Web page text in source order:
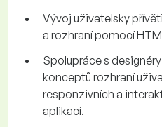
Vývoj uživatelsky
a rozhraní pomocí
Spolupráce s
konceptů rozhraní
responzivních a
aplikací.